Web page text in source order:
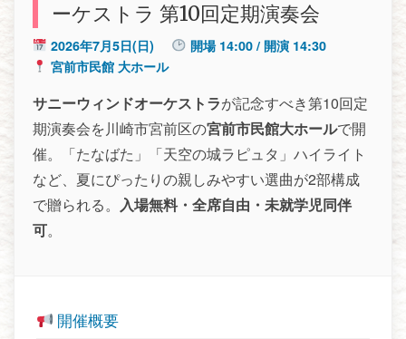
ーケストラ 第10回定期演奏会
2026年7月5日(日)
開場 14:00 / 開演 14:30
宮前市民館 大ホール
サニーウィンドオーケストラが記念すべき第10回定
期演奏会を川崎市宮前区の宮前市民館大ホールで開
催。「たなばた」「天空の城ラピュタ」ハイライト
など、夏にぴったりの親しみやすい選曲が2部構成
で贈られる。 入場無料・全席自由・未就学児同伴
可。
開催概要